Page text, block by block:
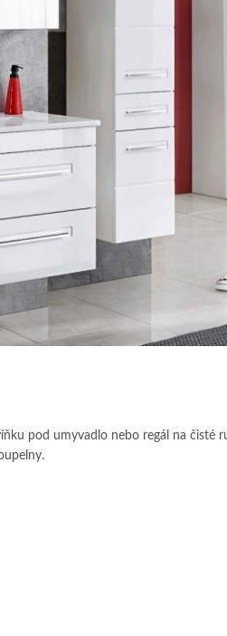
pod umyvadlo nebo regál na čisté